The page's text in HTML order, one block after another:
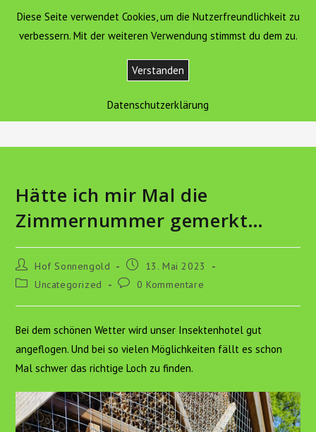
springen
Hof Sonnengold MENÜ
Hätte ich mir Mal die Zimmernummer gemerkt…
Hätte ich mir Mal die
Zimmernummer gemerkt…
Beitrags-
Autor:
Hof Sonnengold
Beitrag
veröffentlicht:
13. Mai 2023
Beitrags-
Uncategorized
Beitrags-0 Kommentare
Bei dem schönen Wetter wird unser Insektenhotel gut
angeflogen. Und bei so vielen Möglichkeiten fällt es schon
Mal schwer das richtige Loch zu finden.
Diese Seite verwendet Cookies, um die Nutzerfreundlichkeit zu
verbessern. Mit der weiteren Verwendung stimmst du dem zu.
Verstanden
Datenschutzerklärung